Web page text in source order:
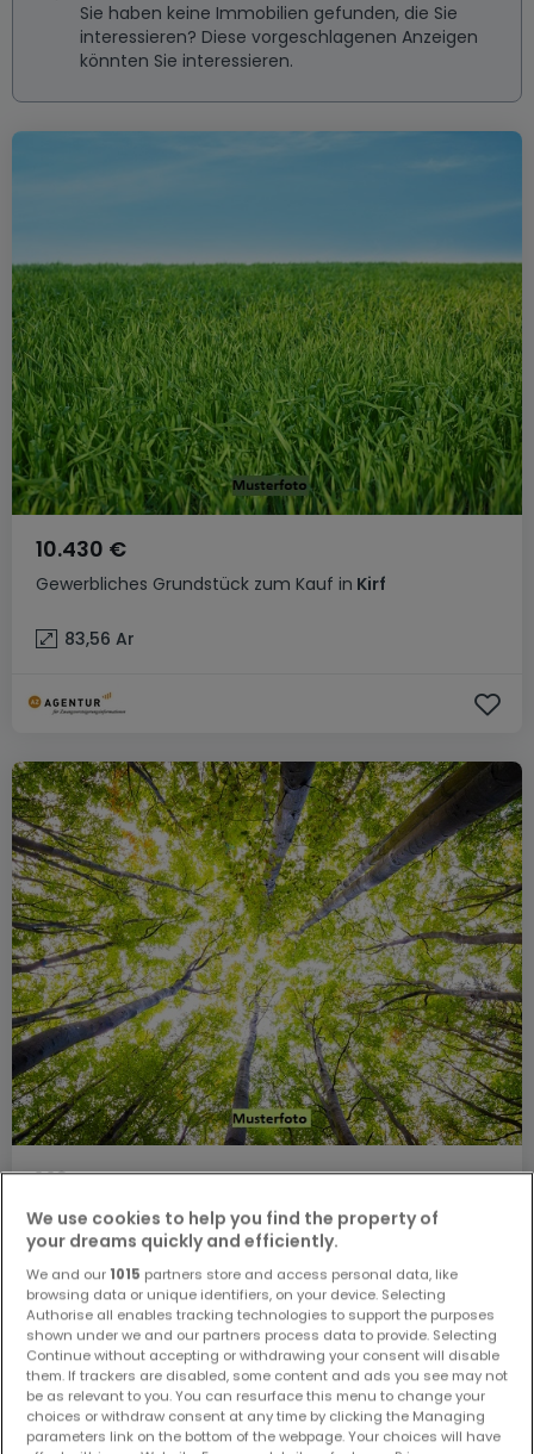
Sie haben keine Immobilien gefunden, die Sie
interessieren? Diese vorgeschlagenen Anzeigen
könnten Sie interessieren.
Gewerbliches Grundstück zum Kauf in Kirf
10.430 €
83,56 Ar
Gewerbliches Grundstück zum Kauf inKirf
1.184 €
29,6 Ar
We use cookies to help you find the property of
your dreams quickly and efficiently.
We and our 1015 partners store and access personal data, like
browsing data or unique identifiers, on your device. Selecting
Authorise all enables tracking technologies to support the purposes
shown under we and our partners process data to provide. Selecting
Continue without accepting or withdrawing your consent will disable
them. If trackers are disabled, some content and ads you see may not
be as relevant to you. You can resurface this menu to change your
choices or withdraw consent at any time by clicking the Managing
parameters link on the bottom of the webpage. Your choices will have